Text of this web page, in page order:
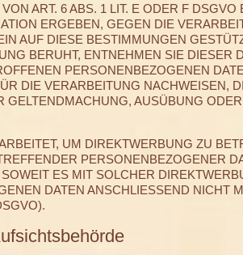
ART. 6 ABS. 1 LIT. E ODER F
ERGEBEN, GEGEN DIE
AUF DIESE BESTIMMUNGEN
BERUHT, ENTNEHMEN SIE DIESER
PERSONENBEZOGENEN
DIE VERARBEITUNG NACHWEISEN,
AUSÜBUNG
UM DIREKTWERBUNG ZU
PERSONENBEZOGENER
ES MIT SOLCHER
DATEN ANSCHLIESSEND NICHT